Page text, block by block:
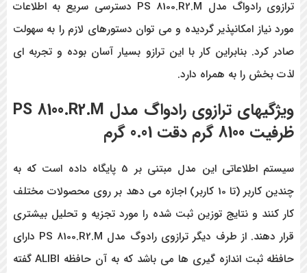
ترازوی رادواگ مدل PS 8100.R2.M
دسترسی سریع به اطلاعات
مورد نیاز امکانپذیر گردیده و می توان دستورهای لازم را به سهولت
صادر کرد. بنابراین کار با این ترازو بسیار آسان بوده و تجربه ای
لذت بخش را به همراه دارد.
ویژگیهای ترازوی رادواگ مدل PS 8100.R2.M
ظرفیت 8100 گرم دقت 0.01 گرم
سیستم اطلاعاتی این مدل مبتنی بر 5 پایگاه داده است که به
چندین کاربر (تا 10 کاربر) اجازه می دهد بر روی محصولات مختلف
کار کنند و نتایج توزین ثبت شده را مورد تجزیه و تحلیل بیشتری
قرار دهند. از طرف دیگر ترازوی رادوگ مدل PS 8100.R2.M دارای
حافظه ثبت اندازه گیری ها می باشد که به آن حافظه ALIBI گفته